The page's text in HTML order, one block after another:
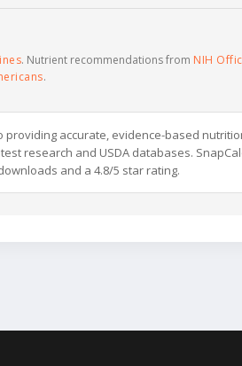
. Nutrient recommendations from NIH
.
providing accurate, evidence-based
research and USDA databases.
and a 4.8/5 star rating.